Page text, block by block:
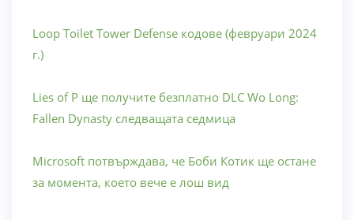
Loop Toilet Tower Defense кодове (февруари 2024
г.)
Lies of P ще получите безплатно DLC Wo Long:
Fallen Dynasty следващата седмица
Microsoft потвърждава, че Боби Котик ще остане
за момента, което вече е лош вид